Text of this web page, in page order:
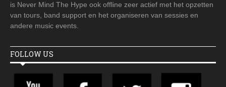
is Never Mind The Hype ook offline zeer actief met het opzetten
van tours, band support en het organiseren van sessies en
andere music events.
FOLLOW US